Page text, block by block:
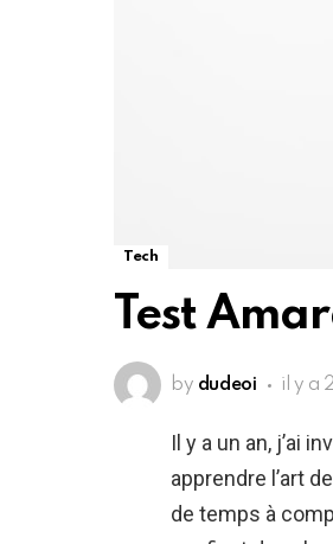
Tech
Test
by dudeoi il y a
Il y a un an, j’ai
apprendre l’art
de temps à